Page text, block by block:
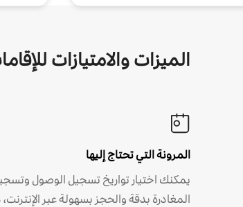
الميزات والامتيازات
المرونة التي تحتاج إليها
يمكنك اختيار تواريخ تسجيل الوصول
المغادرة بدقة والحجز بسهولة عبر